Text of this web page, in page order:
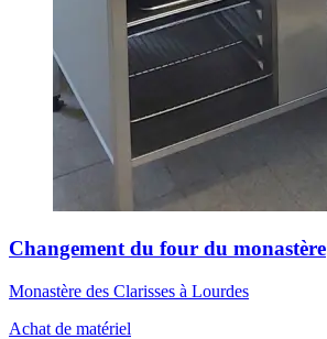
Changement du four du monastère
Monastère des Clarisses à Lourdes
Achat de matériel